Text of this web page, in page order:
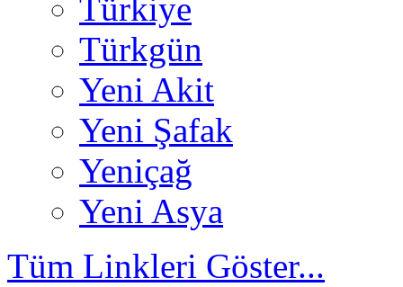
Türkiye
Türkgün
Yeni Akit
Yeni Şafak
Yeniçağ
Yeni Asya
Tüm Linkleri Göster...